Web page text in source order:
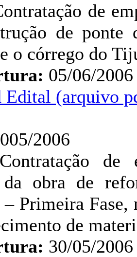
de
de
o córrego do
05/06/2006
Edital (arquivo
005/2006
de
da obra de
Primeira Fase,
de
30/05/2006